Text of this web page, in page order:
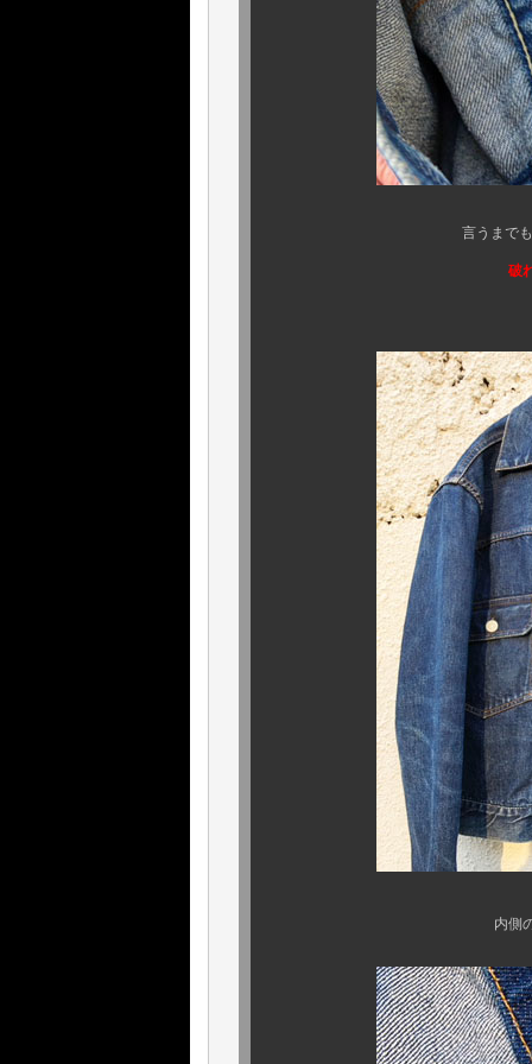
言うまでもなく、袖口の
破
内側のコンディショ